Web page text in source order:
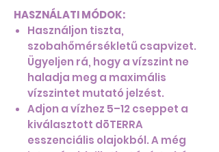
HASZNÁLATI MÓDOK:
Használjon tiszta,
szobahőmérsékletű csapvizet.
Ügyeljen rá, hogy a vízszint ne
haladja meg a maximális
vízszintet mutató jelzést.
Adjon a vízhez 5–12 cseppet a
kiválasztott dōTERRA
esszenciális olajokból. A még